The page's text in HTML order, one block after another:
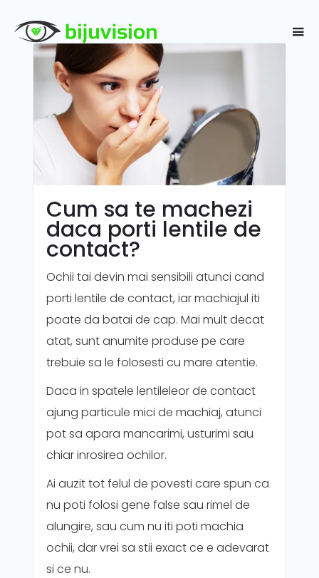
Cum sa te machezi
daca porti lentile de
contact?
Ochii tai devin mai sensibili atunci cand
porti lentile de contact, iar machiajul iti
poate da batai de cap. Mai mult decat
atat, sunt anumite produse pe care
trebuie sa le folosesti cu mare atentie.
Daca in spatele lentileleor de contact
ajung particule mici de machiaj, atunci
pot sa apara mancarimi, usturimi sau
chiar inrosirea ochilor.
Ai auzit tot felul de povesti care spun ca
nu poti folosi gene false sau rimel de
alungire, sau cum nu iti poti machia
ochii, dar vrei sa stii exact ce e adevarat
si ce nu.